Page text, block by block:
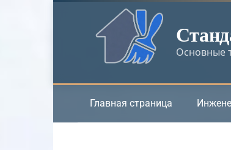
Основные
Главная страница